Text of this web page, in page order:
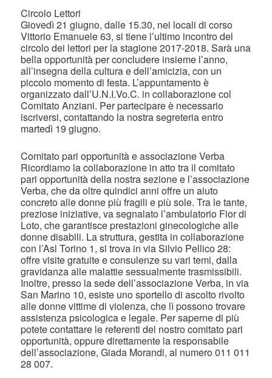
Circolo Lettori
Giovedì 21 giugno, dalle 15.30, nei locali di corso
Vittorio Emanuele 63, si tiene l’ultimo incontro del
circolo dei lettori per la stagione 2017-2018. Sarà una
bella opportunità per concludere insieme l’anno,
all’insegna della cultura e dell’amicizia, con un
piccolo momento di festa. L’appuntamento è
organizzato dall’U.N.I.Vo.C. in collaborazione col
Comitato Anziani. Per partecipare è necessario
iscriversi, contattando la nostra segreteria entro
martedì 19 giugno.
Comitato pari opportunità e associazione Verba
Ricordiamo la collaborazione in atto tra il comitato
pari opportunità della nostra sezione e l’associazione
Verba, che da oltre quindici anni offre un aiuto
concreto alle donne più fragili e più sole. Tra le tante,
preziose iniziative, va segnalato l’ambulatorio Fior di
Loto, che garantisce prestazioni ginecologiche alle
donne disabili. La struttura, gestita in collaborazione
con l’Asl Torino 1, si trova in via Silvio Pellico 28:
offre visite gratuite e consulenze su vari temi, dalla
gravidanza alle malattie sessualmente trasmissibili.
Inoltre, presso la sede dell’associazione Verba, in via
San Marino 10, esiste uno sportello di ascolto rivolto
alle donne vittime di violenza, che lì possono trovare
assistenza psicologica e legale. Per saperne di più
potete contattare le referenti del nostro comitato pari
opportunità, oppure direttamente la responsabile
dell’associazione, Giada Morandi, al numero 011 011
28 007.